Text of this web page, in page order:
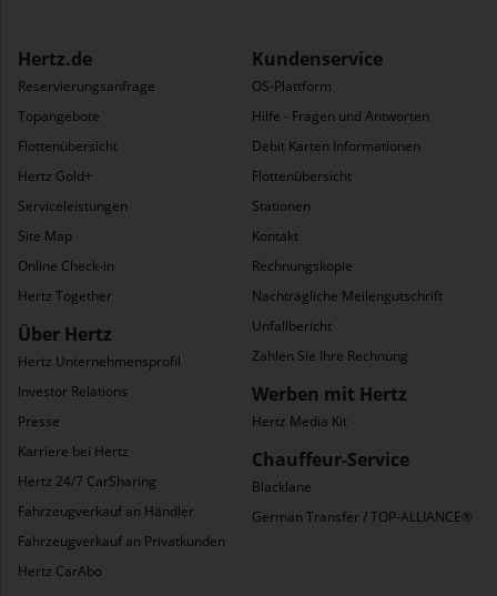
Hertz.de
Reservierungsanfrage
Topangebote
Flottenübersicht
Hertz Gold+
Serviceleistungen
Site Map
Online Check-in
Hertz Together
Über Hertz
Hertz Unternehmensprofil
Investor Relations
Presse
Karriere bei Hertz
Hertz 24/7 CarSharing
Fahrzeugverkauf an Händler
Fahrzeugverkauf an Privatkunden
Hertz CarAbo
Kundenservice
OS-Plattform
Hilfe - Fragen und Antworten
Debit Karten Informationen
Flottenübersicht
Stationen
Kontakt
Rechnungskopie
Nachträgliche Meilengutschrift
Unfallbericht
Zahlen Sie Ihre Rechnung
Werben mit Hertz
Hertz Media Kit
Chauffeur-Service
Blacklane
German Transfer / TOP-ALLIANCE®